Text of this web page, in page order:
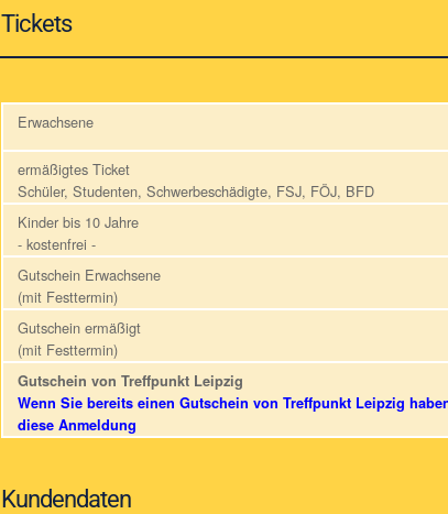
Tickets
Erwachsene
ermäßigtes Ticket
Schüler, Studenten, Schwerbeschädigte, FSJ, FÖJ, BFD
Kinder bis 10 Jahre
- kostenfrei -
Gutschein Erwachsene
(mit Festtermin)
Gutschein ermäßigt
(mit Festtermin)
Gutschein von Treffpunkt Leipzig
Wenn Sie bereits einen Gutschein von Treffpunkt Leipzig
diese Anmeldung
Kundendaten